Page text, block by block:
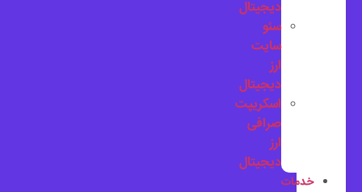
دیجیتال
سئو
سایت
ارز
دیجیتال
اسکریپت
صرافی
ارز
دیجیتال
خدمات